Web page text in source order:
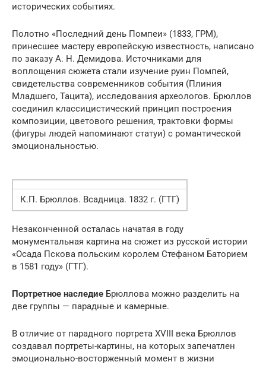
исторических событиях.
Полотно «Последний день Помпеи» (1833, ГРМ),
принесшее мастеру европейскую известность, написано
по заказу А. Н. Демидова. Источниками для
воплощения сюжета стали изучение руин Помпей,
свидетельства современников события (Плиния
Младшего, Тацита), исследования археологов. Брюллов
соединил классицистический принцип построения
композиции, цветового решения, трактовки формы
(фигуры людей напоминают статуи) с романтической
эмоциональностью.
К.П. Брюллов. Всадница. 1832 г. (ГТГ)
Незаконченной осталась начатая в году
монументальная картина на сюжет из русской истории
«Осада Пскова польским королем Стефаном Баторием
в 1581 году» (ГТГ).
Портретное наследие Брюллова можно разделить на
две группы — парадные и камерные.
В отличие от парадного портрета XVIII века Брюллов
создавал портреты-картины, на которых запечатлен
эмоционально-восторженный момент в жизни